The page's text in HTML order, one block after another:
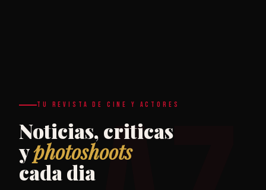
TU REVISTA DE CINE Y ACTORES
Noticias, criticas
yphotoshoots
cada dia